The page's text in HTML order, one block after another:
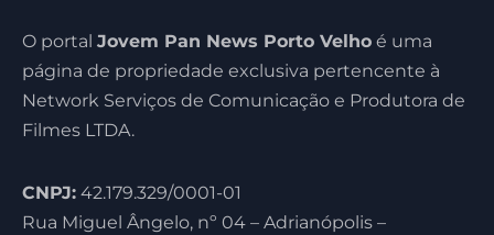
O portal Jovem Pan News Porto Velho é uma
página de propriedade exclusiva pertencente à
Network Serviços de Comunicação e Produtora de
Filmes LTDA.
CNPJ: 42.179.329/0001-01
Rua Miguel Ângelo, nº 04 – Adrianópolis –